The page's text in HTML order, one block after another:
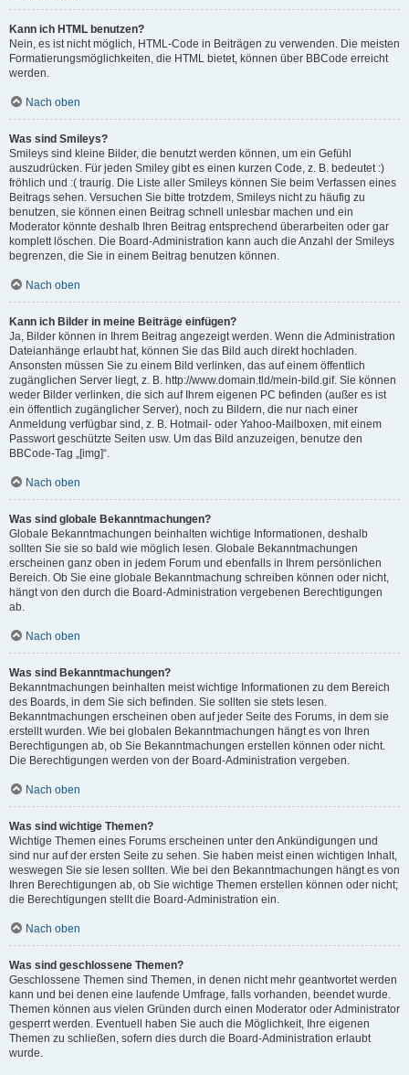
Kann ich HTML benutzen?
Nein, es ist nicht möglich, HTML-Code in Beiträgen zu verwenden. Die meisten
Formatierungsmöglichkeiten, die HTML bietet, können über BBCode erreicht
werden.
Nach oben
Was sind Smileys?
Smileys sind kleine Bilder, die benutzt werden können, um ein Gefühl
auszudrücken. Für jeden Smiley gibt es einen kurzen Code, z. B. bedeutet :)
fröhlich und :( traurig. Die Liste aller Smileys können Sie beim Verfassen eines
Beitrags sehen. Versuchen Sie bitte trotzdem, Smileys nicht zu häufig zu
benutzen, sie können einen Beitrag schnell unlesbar machen und ein
Moderator könnte deshalb Ihren Beitrag entsprechend überarbeiten oder gar
komplett löschen. Die Board-Administration kann auch die Anzahl der Smileys
begrenzen, die Sie in einem Beitrag benutzen können.
Nach oben
Kann ich Bilder in meine Beiträge einfügen?
Ja, Bilder können in Ihrem Beitrag angezeigt werden. Wenn die Administration
Dateianhänge erlaubt hat, können Sie das Bild auch direkt hochladen.
Ansonsten müssen Sie zu einem Bild verlinken, das auf einem öffentlich
zugänglichen Server liegt, z. B. http://www.domain.tld/mein-bild.gif. Sie können
weder Bilder verlinken, die sich auf Ihrem eigenen PC befinden (außer es ist
ein öffentlich zugänglicher Server), noch zu Bildern, die nur nach einer
Anmeldung verfügbar sind, z. B. Hotmail- oder Yahoo-Mailboxen, mit einem
Passwort geschützte Seiten usw. Um das Bild anzuzeigen, benutze den
BBCode-Tag „[img]“.
Nach oben
Was sind globale Bekanntmachungen?
Globale Bekanntmachungen beinhalten wichtige Informationen, deshalb
sollten Sie sie so bald wie möglich lesen. Globale Bekanntmachungen
erscheinen ganz oben in jedem Forum und ebenfalls in Ihrem persönlichen
Bereich. Ob Sie eine globale Bekanntmachung schreiben können oder nicht,
hängt von den durch die Board-Administration vergebenen Berechtigungen
ab.
Nach oben
Was sind Bekanntmachungen?
Bekanntmachungen beinhalten meist wichtige Informationen zu dem Bereich
des Boards, in dem Sie sich befinden. Sie sollten sie stets lesen.
Bekanntmachungen erscheinen oben auf jeder Seite des Forums, in dem sie
erstellt wurden. Wie bei globalen Bekanntmachungen hängt es von Ihren
Berechtigungen ab, ob Sie Bekanntmachungen erstellen können oder nicht.
Die Berechtigungen werden von der Board-Administration vergeben.
Nach oben
Was sind wichtige Themen?
Wichtige Themen eines Forums erscheinen unter den Ankündigungen und
sind nur auf der ersten Seite zu sehen. Sie haben meist einen wichtigen Inhalt,
weswegen Sie sie lesen sollten. Wie bei den Bekanntmachungen hängt es von
Ihren Berechtigungen ab, ob Sie wichtige Themen erstellen können oder nicht;
die Berechtigungen stellt die Board-Administration ein.
Nach oben
Was sind geschlossene Themen?
Geschlossene Themen sind Themen, in denen nicht mehr geantwortet werden
kann und bei denen eine laufende Umfrage, falls vorhanden, beendet wurde.
Themen können aus vielen Gründen durch einen Moderator oder Administrator
gesperrt werden. Eventuell haben Sie auch die Möglichkeit, Ihre eigenen
Themen zu schließen, sofern dies durch die Board-Administration erlaubt
wurde.